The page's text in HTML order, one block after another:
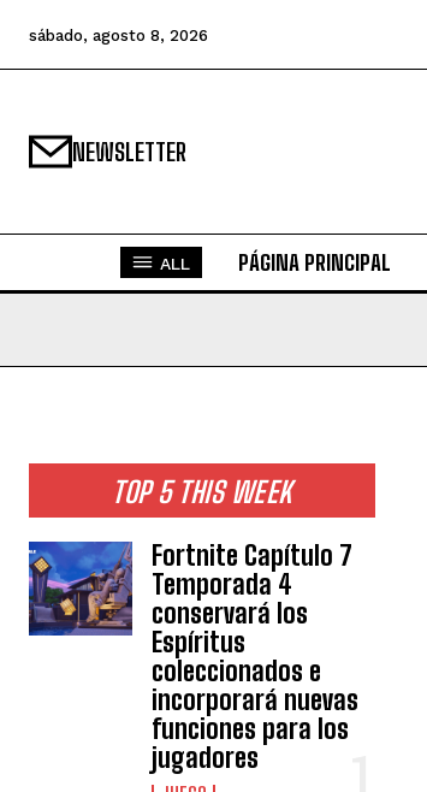
sábado, agosto 8, 2026
NEWSLETTER
ALL PÁGINA PRINCIPAL
TOP 5 THIS WEEK
Fortnite Capítulo 7
Temporada 4
conservará los
Espíritus
coleccionados e
incorporará nuevas
funciones para los
jugadores